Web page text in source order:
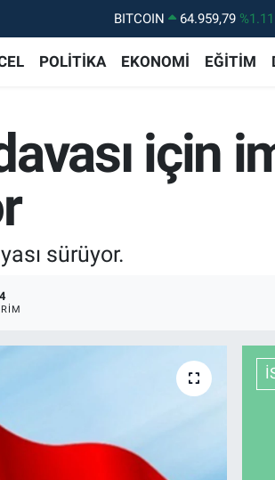
BITCOIN 64.959,79 %1.11
47,7436
%0.18
GRAM ALTIN
6660.55
%0.03
BİST100
POLİTİKA EKONOMİ EĞİTİM
için
sürüyor.